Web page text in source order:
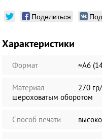
Поделиться
Характеристики
Формат ≈А6
Материал
270
шероховатым оборотом
Способ печати